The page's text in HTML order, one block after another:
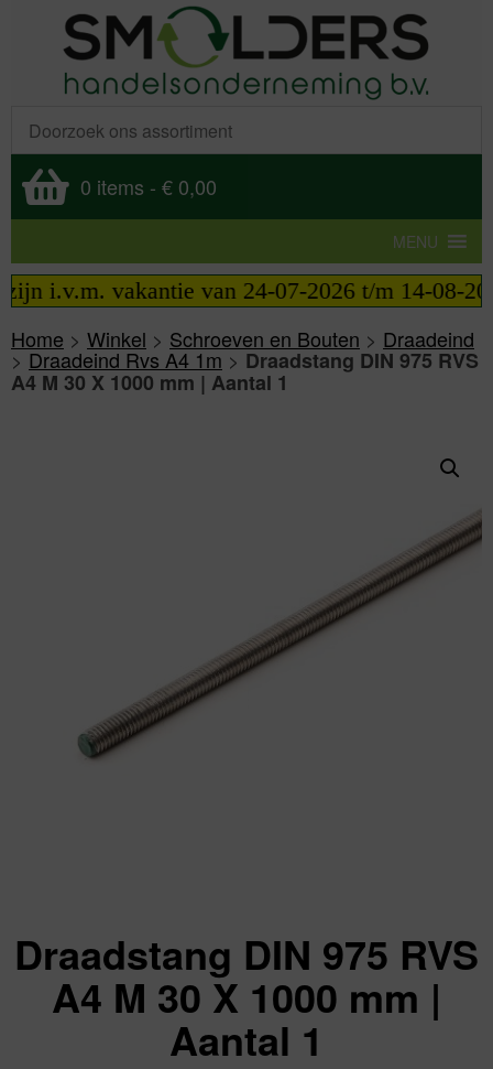
0 items - € 0,00
MENU
vakantie van 24-07-2026 t/m 14-08-2026
Home > Winkel > Schroeven en Bouten > Draadeind
>Draadeind Rvs A4 1m>Draadstang DIN 975 RVS
A4 M 30 X 1000 mm | Aantal 1
Draadstang DIN 975 RVS
A4 M 30 X 1000 mm |
Aantal 1